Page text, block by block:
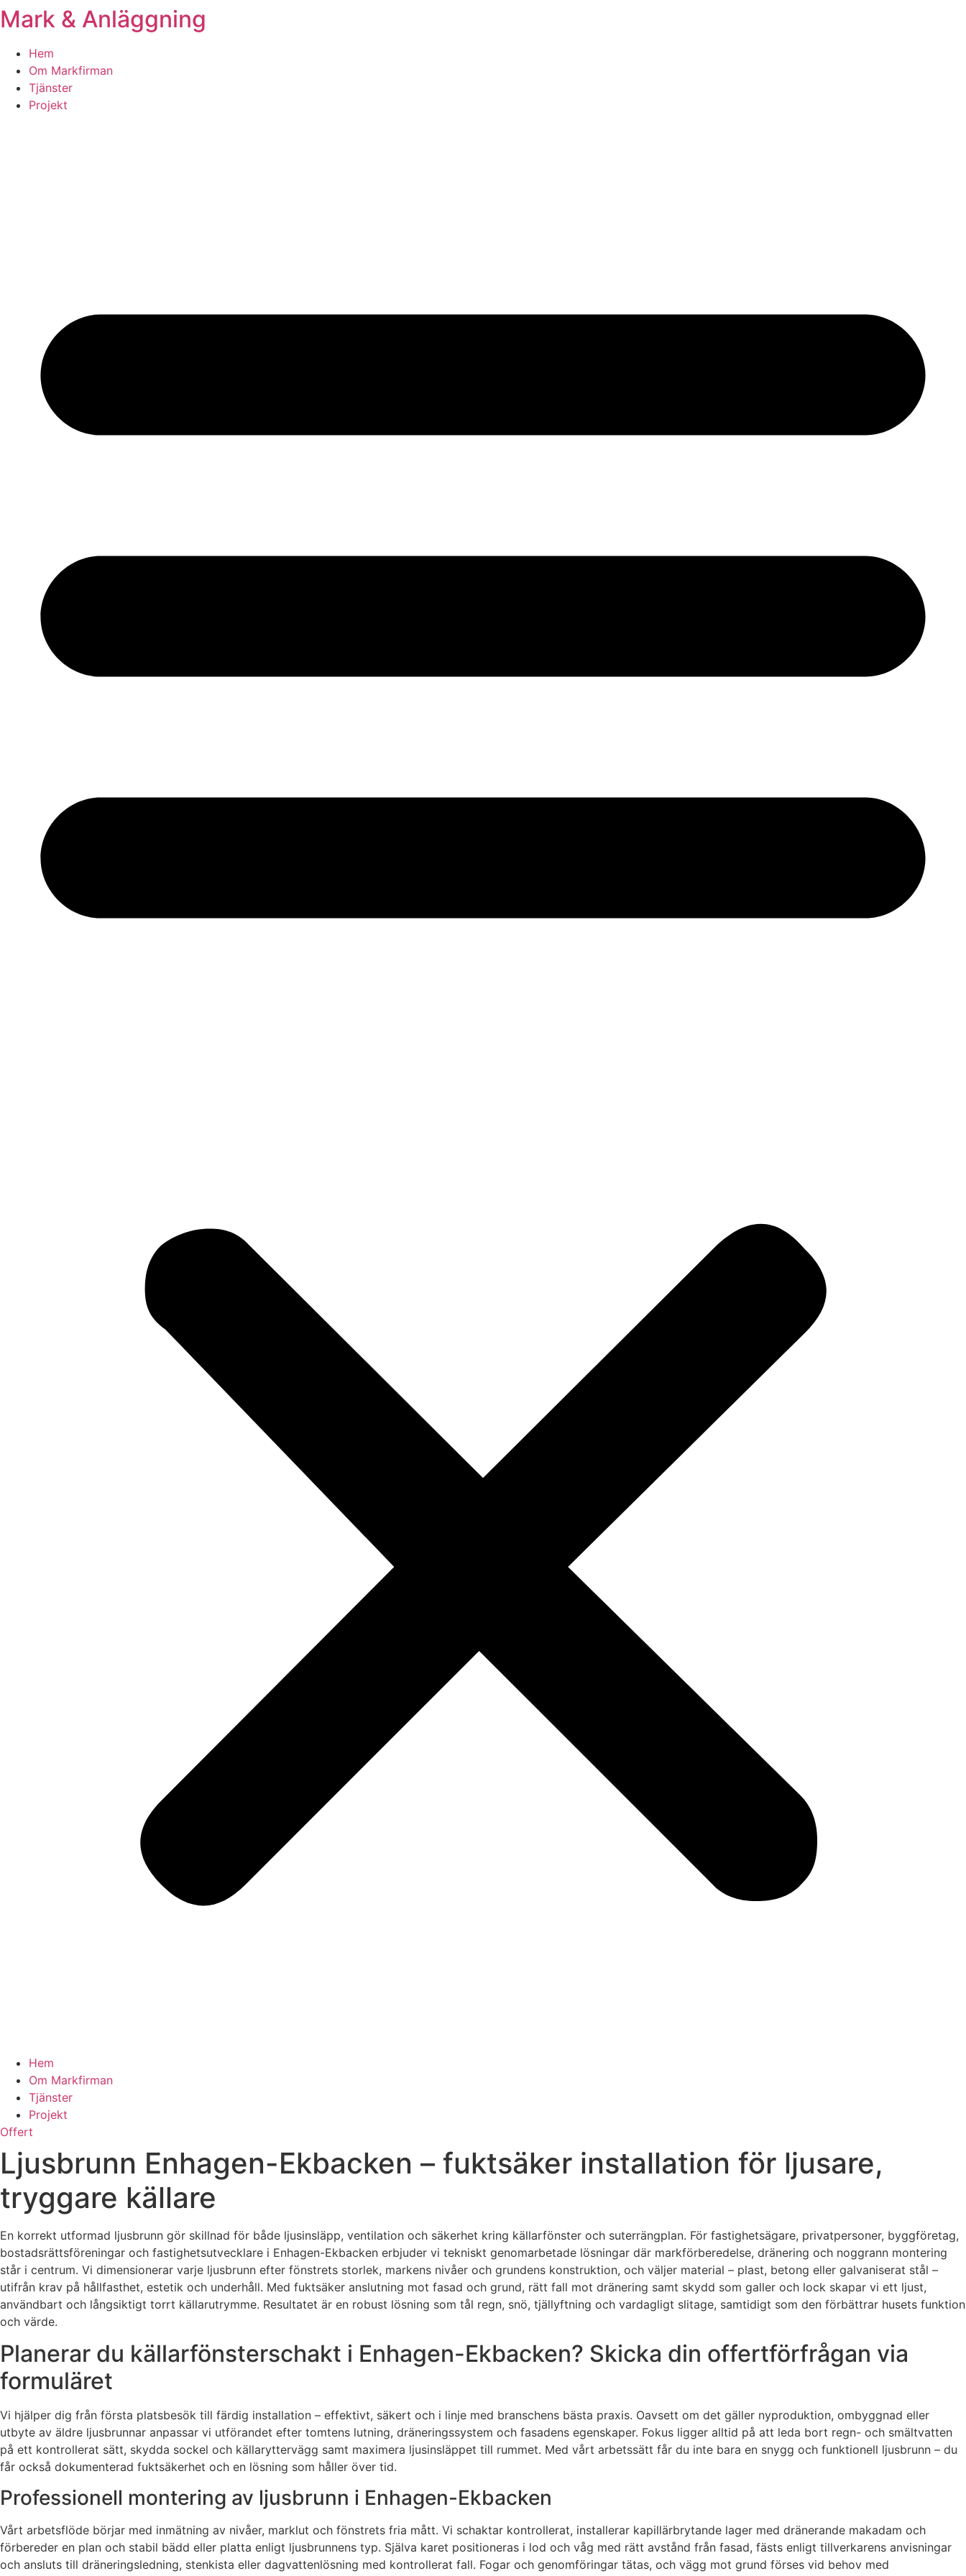
Skip
to
content
Mark & Anläggning
Hem
Om Markfirman
Tjänster
Projekt
Hem
Om Markfirman
Tjänster
Projekt
Offert
Ljusbrunn Enhagen-Ekbacken – fuktsäker installation för ljusare,
tryggare källare
En korrekt utformad ljusbrunn gör skillnad för både ljusinsläpp, ventilation och säkerhet kring källarfönster och suterrängplan. För fastighetsägare, privatpersoner, byggföretag,
bostadsrättsföreningar och fastighetsutvecklare i Enhagen-Ekbacken erbjuder vi tekniskt genomarbetade lösningar där markförberedelse, dränering och noggrann montering
står i centrum. Vi dimensionerar varje ljusbrunn efter fönstrets storlek, markens nivåer och grundens konstruktion, och väljer material – plast, betong eller galvaniserat stål –
utifrån krav på hållfasthet, estetik och underhåll. Med fuktsäker anslutning mot fasad och grund, rätt fall mot dränering samt skydd som galler och lock skapar vi ett ljust,
användbart och långsiktigt torrt källarutrymme. Resultatet är en robust lösning som tål regn, snö, tjällyftning och vardagligt slitage, samtidigt som den förbättrar husets funktion
och värde.
Planerar du källarfönsterschakt i Enhagen-Ekbacken? Skicka din offertförfrågan via
formuläret
Vi hjälper dig från första platsbesök till färdig installation – effektivt, säkert och i linje med branschens bästa praxis. Oavsett om det gäller nyproduktion, ombyggnad eller
utbyte av äldre ljusbrunnar anpassar vi utförandet efter tomtens lutning, dräneringssystem och fasadens egenskaper. Fokus ligger alltid på att leda bort regn- och smältvatten
på ett kontrollerat sätt, skydda sockel och källaryttervägg samt maximera ljusinsläppet till rummet. Med vårt arbetssätt får du inte bara en snygg och funktionell ljusbrunn – du
får också dokumenterad fuktsäkerhet och en lösning som håller över tid.
Professionell montering av ljusbrunn i Enhagen-Ekbacken
Vårt arbetsflöde börjar med inmätning av nivåer, marklut och fönstrets fria mått. Vi schaktar kontrollerat, installerar kapillärbrytande lager med dränerande makadam och
förbereder en plan och stabil bädd eller platta enligt ljusbrunnens typ. Själva karet positioneras i lod och våg med rätt avstånd från fasad, fästs enligt tillverkarens anvisningar
och ansluts till dräneringsledning, stenkista eller dagvattenlösning med kontrollerat fall. Fogar och genomföringar tätas, och vägg mot grund förses vid behov med